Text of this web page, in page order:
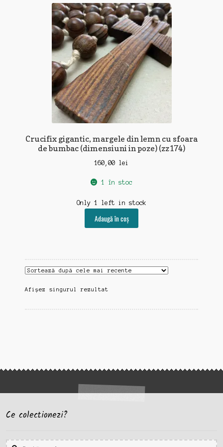
Crucifix gigantic, margele din lemn cu sfoara
de bumbac (dimensiuni in poze) (zz174)
160,00 lei
1 în stoc
Only 1 left in stock
Adaugă în coș
Afișez singurul rezultat
Ce colectionezi?
Caută
Caută